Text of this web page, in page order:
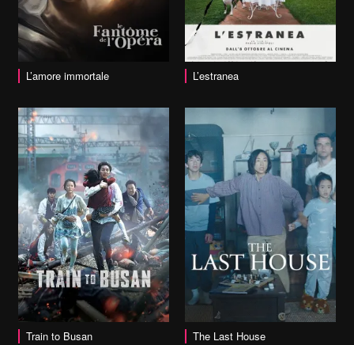
L’amore immortale
vai alla scheda L’estranea
Train to Busan
vai alla scheda The Last House